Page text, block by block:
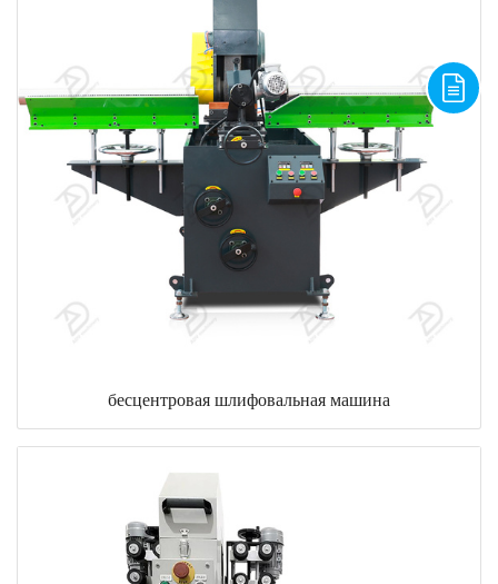
бесцентровая шлифовальная машина